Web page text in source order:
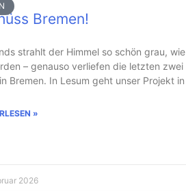
Bremen!
strahlt der Himmel so schön grau, wie
– genauso verliefen die letzten zwei
Bremen. In Lesum geht unser Projekt in
»
2026